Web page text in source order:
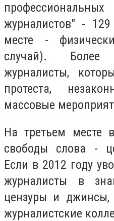
журналистов" -
месте -
случай). Более
журналисты,
протеста,
массовые
На третьем месте
свободы слова -
Если в 2012 году
журналисты в
цензуры и
журналистские